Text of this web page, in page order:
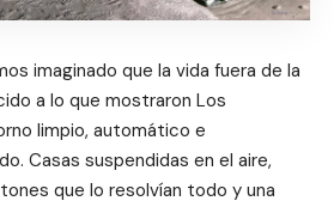
imaginado que la vida fuera de la
a lo que mostraron Los
limpio, automático e
Casas suspendidas en el aire,
que lo resolvían todo y una